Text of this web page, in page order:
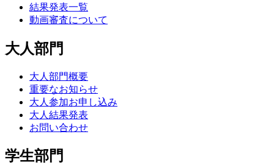
結果発表一覧
動画審査について
大人部門
大人部門概要
重要なお知らせ
大人参加お申し込み
大人結果発表
お問い合わせ
学生部門